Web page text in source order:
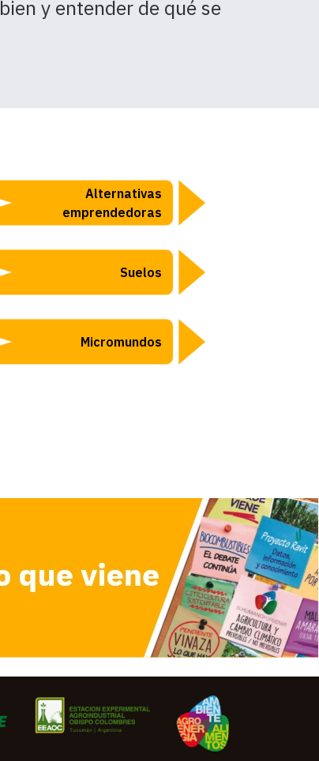
y entender de qué se
Alternativas
emprendedoras
Suelos
Micromundos